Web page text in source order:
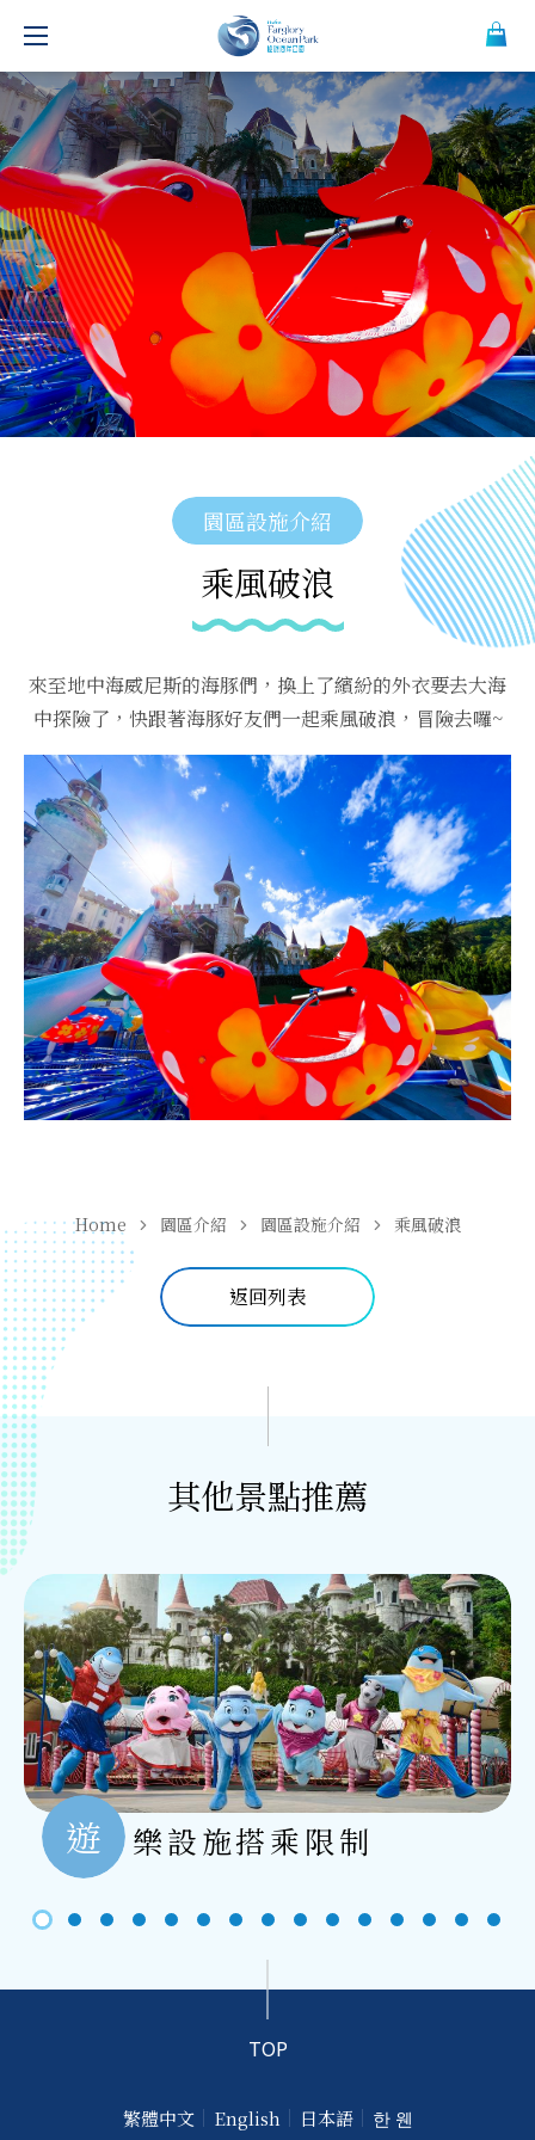
園區設施介紹
乘風破浪
來至地中海威尼斯的海豚們，換上了繽紛的外衣要去大海
中探險了，快跟著海豚好友們一起乘風破浪，冒險去囉~
Home 園區介紹 園區設施介紹 乘風破浪
返回列表
其他景點推薦
遊 樂設施搭乘限制
TOP
繁體中文 English 日本語 한 웬